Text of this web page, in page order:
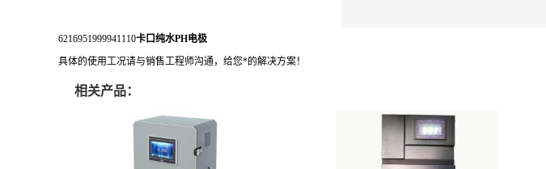
6216951999941110卡口纯水PH电极
具体的使用工况请与销售工程师沟通，给您*的解决方案！
相关产品：